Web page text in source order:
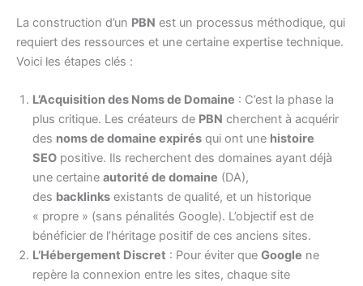
La construction d’un PBN est un processus méthodique, qui
requiert des ressources et une certaine expertise technique.
Voici les étapes clés :
L’Acquisition des Noms de Domaine : C’est la phase la
plus critique. Les créateurs de PBN cherchent à acquérir
des noms de domaine expirés qui ont une histoire
SEO positive. Ils recherchent des domaines ayant déjà
une certaine autorité de domaine (DA),
des backlinks existants de qualité, et un historique
« propre » (sans pénalités Google). L’objectif est de
bénéficier de l’héritage positif de ces anciens sites.
L’Hébergement Discret : Pour éviter que Google ne
repère la connexion entre les sites, chaque site